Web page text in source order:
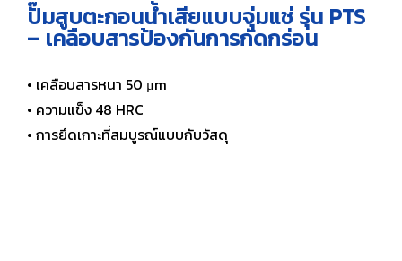
ปั๊มสูบตะกอนน้ำเสียแบบจุ่มแช่ รุ่น PTS
– เคลือบสารป้องกันการกัดกร่อน
• เคลือบสารหนา 50 μm
• ความแข็ง 48 HRC
• การยึดเกาะที่สมบูรณ์แบบกับวัสดุ